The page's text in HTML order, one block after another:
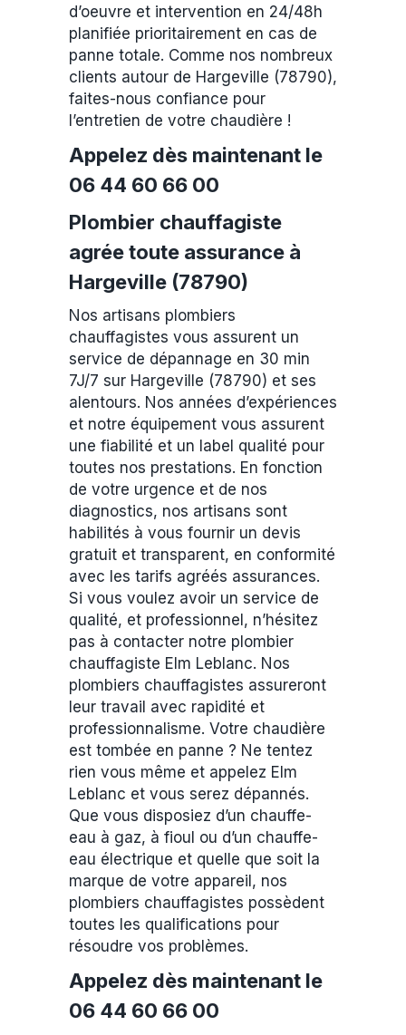
d’oeuvre et intervention en 24/48h
planifiée prioritairement en cas de
panne totale. Comme nos nombreux
clients autour de Hargeville (78790),
faites-nous confiance pour
l’entretien de votre chaudière !
Appelez dès maintenant le
06 44 60 66 00
Plombier chauffagiste
agrée toute assurance à
Hargeville (78790)
Nos artisans plombiers
chauffagistes vous assurent un
service de dépannage en 30 min
7J/7 sur Hargeville (78790) et ses
alentours. Nos années d’expériences
et notre équipement vous assurent
une fiabilité et un label qualité pour
toutes nos prestations. En fonction
de votre urgence et de nos
diagnostics, nos artisans sont
habilités à vous fournir un devis
gratuit et transparent, en conformité
avec les tarifs agréés assurances.
Si vous voulez avoir un service de
qualité, et professionnel, n’hésitez
pas à contacter notre plombier
chauffagiste Elm Leblanc. Nos
plombiers chauffagistes assureront
leur travail avec rapidité et
professionnalisme. Votre chaudière
est tombée en panne ? Ne tentez
rien vous même et appelez Elm
Leblanc et vous serez dépannés.
Que vous disposiez d’un chauffe-
eau à gaz, à fioul ou d’un chauffe-
eau électrique et quelle que soit la
marque de votre appareil, nos
plombiers chauffagistes possèdent
toutes les qualifications pour
résoudre vos problèmes.
Appelez dès maintenant le
06 44 60 66 00